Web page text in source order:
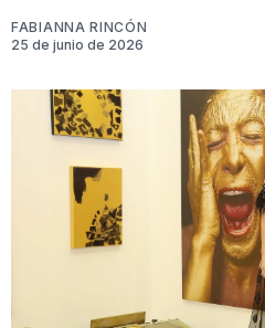
FABIANNA RINCÓN
25 de junio de 2026